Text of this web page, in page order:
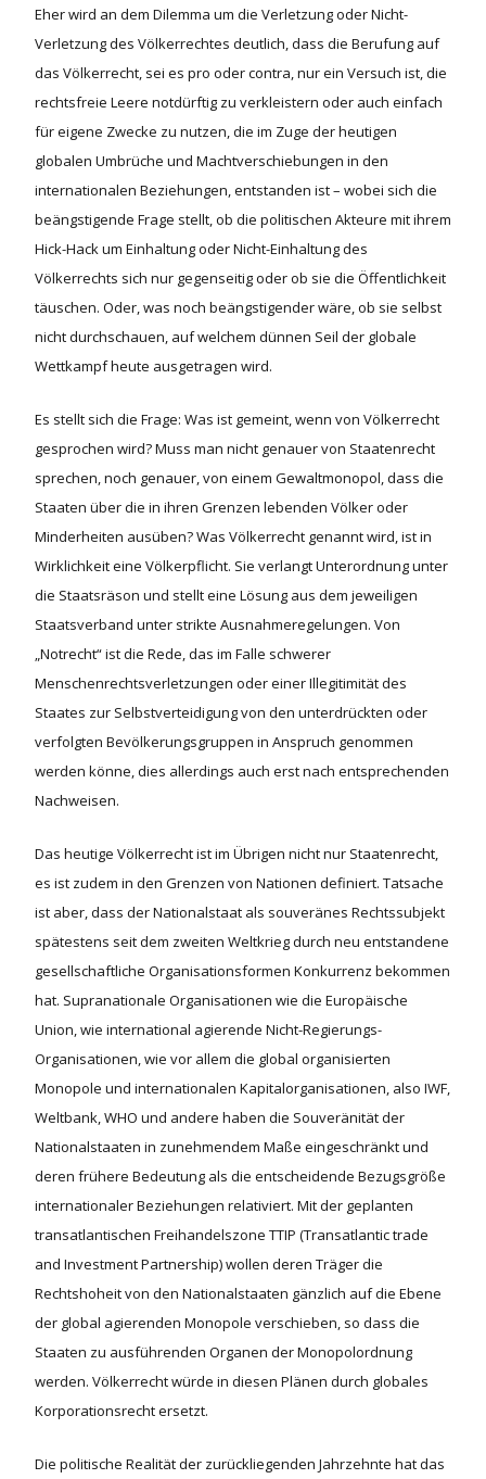
Eher wird an dem Dilemma um die Verletzung oder Nicht-
Verletzung des Völkerrechtes deutlich, dass die Berufung auf
das Völkerrecht, sei es pro oder contra, nur ein Versuch ist, die
rechtsfreie Leere notdürftig zu verkleistern oder auch einfach
für eigene Zwecke zu nutzen, die im Zuge der heutigen
globalen Umbrüche und Machtverschiebungen in den
internationalen Beziehungen, entstanden ist – wobei sich die
beängstigende Frage stellt, ob die politischen Akteure mit ihrem
Hick-Hack um Einhaltung oder Nicht-Einhaltung des
Völkerrechts sich nur gegenseitig oder ob sie die Öffentlichkeit
täuschen. Oder, was noch beängstigender wäre, ob sie selbst
nicht durchschauen, auf welchem dünnen Seil der globale
Wettkampf heute ausgetragen wird.
Es stellt sich die Frage: Was ist gemeint, wenn von Völkerrecht
gesprochen wird? Muss man nicht genauer von Staatenrecht
sprechen, noch genauer, von einem Gewaltmonopol, dass die
Staaten über die in ihren Grenzen lebenden Völker oder
Minderheiten ausüben? Was Völkerrecht genannt wird, ist in
Wirklichkeit eine Völkerpflicht. Sie verlangt Unterordnung unter
die Staatsräson und stellt eine Lösung aus dem jeweiligen
Staatsverband unter strikte Ausnahmeregelungen. Von
„Notrecht“ ist die Rede, das im Falle schwerer
Menschenrechtsverletzungen oder einer Illegitimität des
Staates zur Selbstverteidigung von den unterdrückten oder
verfolgten Bevölkerungsgruppen in Anspruch genommen
werden könne, dies allerdings auch erst nach entsprechenden
Nachweisen.
Das heutige Völkerrecht ist im Übrigen nicht nur Staatenrecht,
es ist zudem in den Grenzen von Nationen definiert. Tatsache
ist aber, dass der Nationalstaat als souveränes Rechtssubjekt
spätestens seit dem zweiten Weltkrieg durch neu entstandene
gesellschaftliche Organisationsformen Konkurrenz bekommen
hat. Supranationale Organisationen wie die Europäische
Union, wie international agierende Nicht-Regierungs-
Organisationen, wie vor allem die global organisierten
Monopole und internationalen Kapitalorganisationen, also IWF,
Weltbank, WHO und andere haben die Souveränität der
Nationalstaaten in zunehmendem Maße eingeschränkt und
deren frühere Bedeutung als die entscheidende Bezugsgröße
internationaler Beziehungen relativiert. Mit der geplanten
transatlantischen Freihandelszone TTIP (Transatlantic trade
and Investment Partnership) wollen deren Träger die
Rechtshoheit von den Nationalstaaten gänzlich auf die Ebene
der global agierenden Monopole verschieben, so dass die
Staaten zu ausführenden Organen der Monopolordnung
werden. Völkerrecht würde in diesen Plänen durch globales
Korporationsrecht ersetzt.
Die politische Realität der zurückliegenden Jahrzehnte hat das